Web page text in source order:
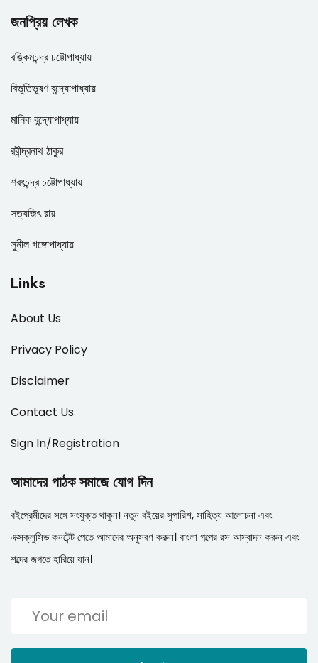
জনপ্রিয় লেখক
বঙ্কিমচন্দ্র চট্টোপাধ্যায়
বিভূতিভূষণ বন্দ্যোপাধ্যায়
মানিক বন্দ্যোপাধ্যায়
রবীন্দ্রনাথ ঠাকুর
শরৎচন্দ্র চট্টোপাধ্যায়
সত্যজিৎ রায়
সুনীল গঙ্গোপাধ্যায়
Links
About Us
Privacy Policy
Disclaimer
Contact Us
Sign In/Registration
আমাদের পাঠক সমাজে যোগ দিন
বইপ্রেমীদের সঙ্গে সংযুক্ত থাকুন! নতুন বইয়ের সুপারিশ, সাহিত্য আলোচনা এবং
এক্সক্লুসিভ কনটেন্ট পেতে আমাদের অনুসরণ করুন। বাংলা গল্পের রস আস্বাদন করুন এবং
শব্দের জগতে হারিয়ে যান।